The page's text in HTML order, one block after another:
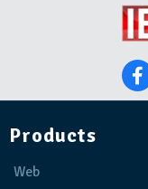
Products
Web